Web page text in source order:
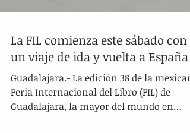
La FIL comienza este sábado con
un viaje de ida y vuelta a España
Guadalajara.- La edición 38 de la
Feria Internacional del Libro (FIL) de